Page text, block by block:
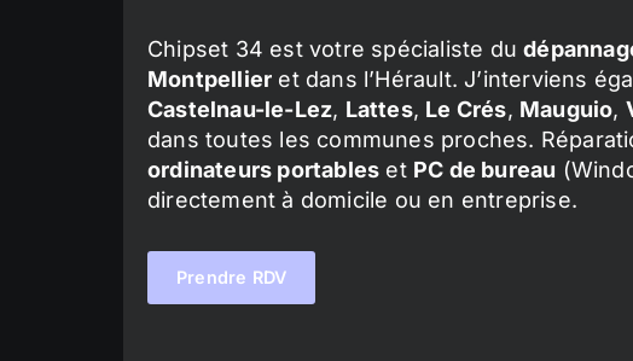
Chipset 34 est votre spécialiste du
Montpellier et dans l’Hérault. J’interviens
Castelnau-le-Lez, Lattes, Le Crés, Mauguio,
dans toutes les communes proches.
ordinateurs portables et PC de bureau
directement à domicile ou en entreprise.
Prendre RDV